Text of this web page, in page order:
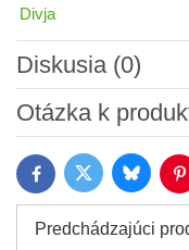
Divja
Diskusia (0)
Nový komentár
Názov:
Meno:*
Otázka k
*
FacebookTwitter Bluesky
Predchádzajúci